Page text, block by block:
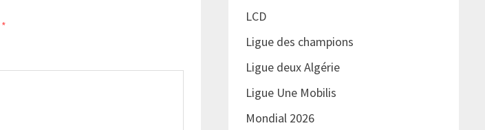
*
LCD
Ligue des champions
Ligue deux Algérie
Ligue Une Mobilis
Mondial 2026